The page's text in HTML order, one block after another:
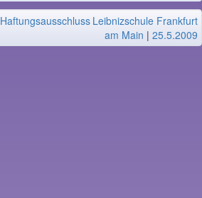
Haftungsausschluss Leibnizschule Frankfurt
am Main | 25.5.2009